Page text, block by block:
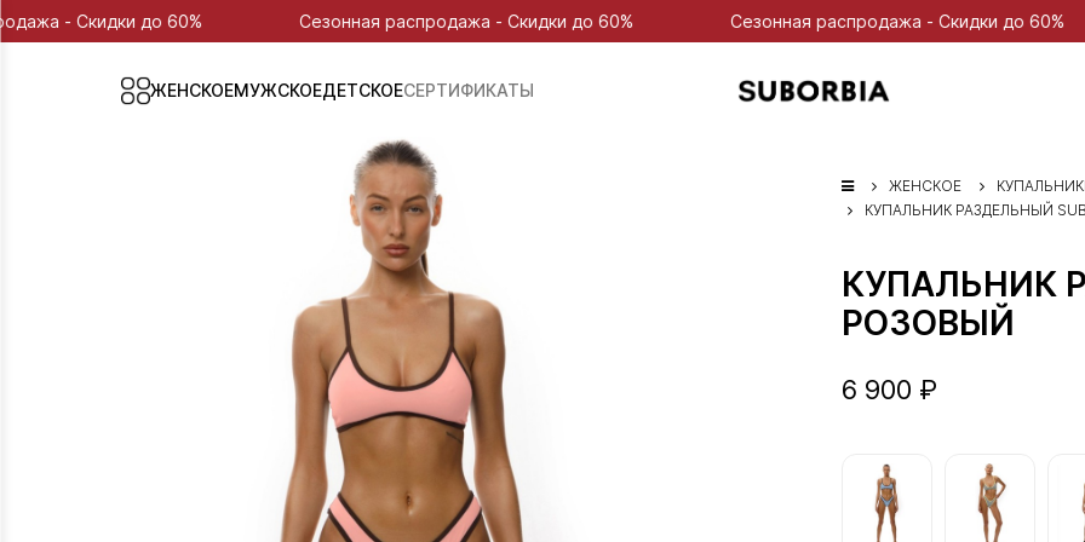
60% Сезонная распродажа - Скидки до 60% Сезонная распродажа - Скидки до 60%
ЖЕНСКОЕМУЖСКОЕДЕТСКОЕСЕРТИФИКАТЫ
ЖЕНСКОЕ
КУПАЛЬНИК РАЗДЕЛЬНЫЙ
КУПАЛЬНИК
РОЗОВЫЙ
6 900 ₽